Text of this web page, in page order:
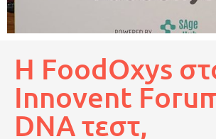
Η FoodOxys
Innovent
DNA τεστ,